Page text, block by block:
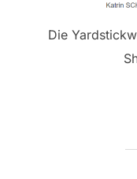
Die